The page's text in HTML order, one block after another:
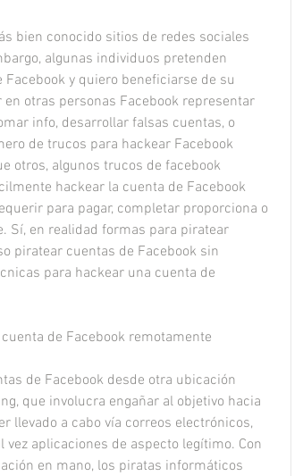
bien conocido sitios de redes sociales
algunas individuos pretenden
y quiero beneficiarse de su
otras personas Facebook representar
info, desarrollar falsas cuentas, o
de trucos para hackear Facebook
otros, algunos trucos de facebook
hackear la cuenta de Facebook
para pagar, completar proporciona o
Sí, en realidad formas para piratear
piratear cuentas de Facebook sin
para hackear una cuenta de
de Facebook remotamente
de Facebook desde otra ubicación
que involucra engañar al objetivo hacia
llevado a cabo vía correos electrónicos,
aplicaciones de aspecto legítimo. Con
en mano, los piratas informáticos